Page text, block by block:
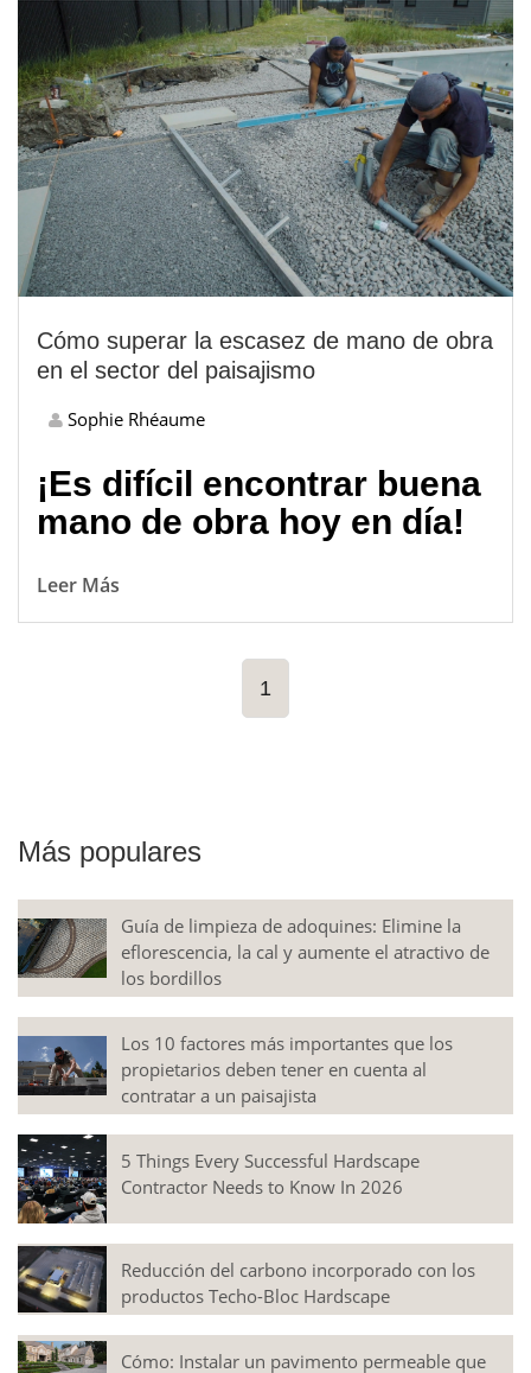
Cómo superar la escasez de mano de obra
en el sector del paisajismo
Sophie Rhéaume
¡Es difícil encontrar buena
mano de obra hoy en día!
Leer Más
1
Más populares
Guía de limpieza de adoquines: Elimine la
eflorescencia, la cal y aumente el atractivo de
los bordillos
Los 10 factores más importantes que los
propietarios deben tener en cuenta al
contratar a un paisajista
5 Things Every Successful Hardscape
Contractor Needs to Know In 2026
Reducción del carbono incorporado con los
productos Techo-Bloc Hardscape
Cómo: Instalar un pavimento permeable que